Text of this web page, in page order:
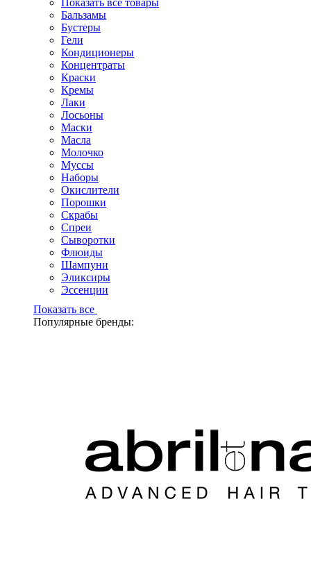
Показать все товары
Бальзамы
Бустеры
Гели
Кондиционеры
Концентраты
Краски
Кремы
Лаки
Лосьоны
Маски
Масла
Молочко
Муссы
Наборы
Окислители
Порошки
Скрабы
Спреи
Сыворотки
Флюиды
Шампуни
Эликсиры
Эссенции
Показать все
Популярные бренды: